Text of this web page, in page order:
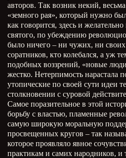
авторов. Так возник некий,
«земного рая», который нужно
как говорится, здесь и
святого, по убеждению
было ничего – ни чужих, ни
соратников, кто колебался, а уж
подобных воззрений, «новые
жестко. Нетерпимость нарастала
утопические по своей сути идеи
столкновении с суровой
Самое поразительное в этой
борьбу с властью, пламенные
самую широкую моральную
просвещенных кругов – так
которое проявляло явное
практикам и самих народников, и